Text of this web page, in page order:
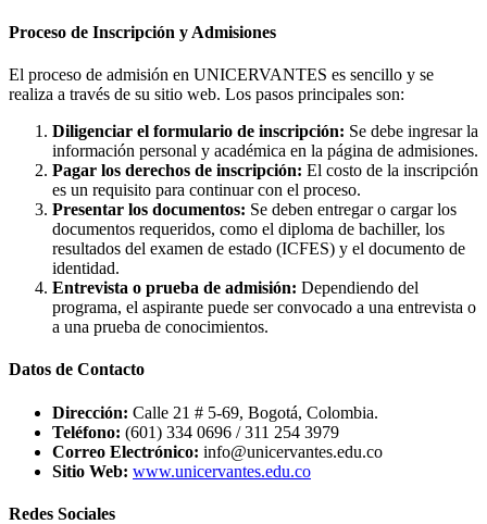
Proceso de Inscripción y Admisiones
El proceso de admisión en UNICERVANTES es sencillo y se
realiza a través de su sitio web. Los pasos principales son:
Diligenciar el formulario de inscripción: Se debe ingresar la
información personal y académica en la página de admisiones.
Pagar los derechos de inscripción: El costo de la inscripción
es un requisito para continuar con el proceso.
Presentar los documentos: Se deben entregar o cargar los
documentos requeridos, como el diploma de bachiller, los
resultados del examen de estado (ICFES) y el documento de
identidad.
Entrevista o prueba de admisión: Dependiendo del
programa, el aspirante puede ser convocado a una entrevista o
a una prueba de conocimientos.
Datos de Contacto
Dirección: Calle 21 # 5-69, Bogotá, Colombia.
Teléfono: (601) 334 0696 / 311 254 3979
Correo Electrónico: info@unicervantes.edu.co
Sitio Web: www.unicervantes.edu.co
Redes Sociales